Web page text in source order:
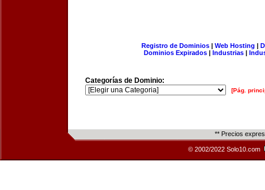
Registro de Dominios| Web Hosting |
Dominios Expirados | Industrias |
Categorías de Dominio:
[Pág.
** Precios
© 2002/2022 Solo10.com